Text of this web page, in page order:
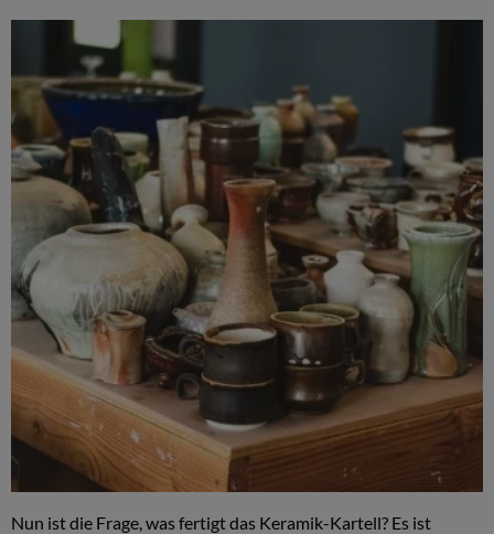
Nun ist die Frage, was fertigt das Keramik-Kartell? Es ist